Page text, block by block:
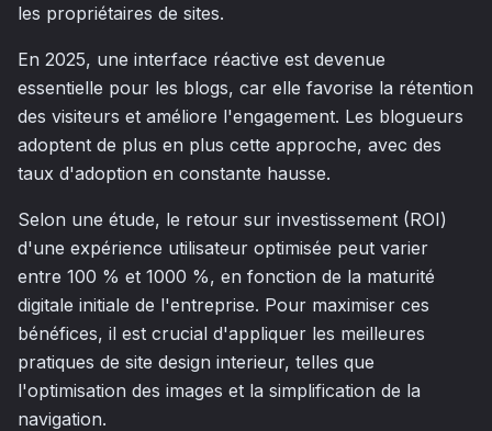
les propriétaires de sites.
En 2025, une interface réactive est devenue
essentielle pour les blogs, car elle favorise la rétention
des visiteurs et améliore l'engagement. Les blogueurs
adoptent de plus en plus cette approche, avec des
taux d'adoption en constante hausse.
Selon une étude, le retour sur investissement (ROI)
d'une expérience utilisateur optimisée peut varier
entre 100 % et 1000 %, en fonction de la maturité
digitale initiale de l'entreprise. Pour maximiser ces
bénéfices, il est crucial d'appliquer les meilleures
pratiques de site design interieur, telles que
l'optimisation des images et la simplification de la
navigation.